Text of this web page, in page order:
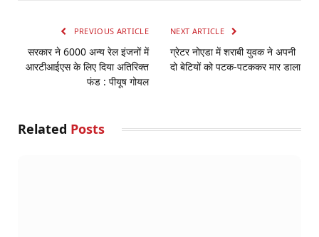
PREVIOUS ARTICLE
सरकार ने 6000 अन्य रेल इंजनों में
आरटीआईएस के लिए दिया अतिरिक्त
फंड : पीयूष गोयल
NEXT ARTICLE
ग्रेटर नोएडा में शराबी युवक ने अपनी
दो बेटियों को पटक-पटककर मार डाला
Related Posts